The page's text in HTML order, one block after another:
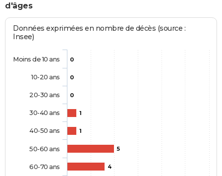
d'âges
Données exprimées en nombre de décès (source :
Insee)
0
0
0
1
1
5
4
Moins de 10 ans
10-20 ans
20-30 ans
30-40 ans
40-50 ans
50-60 ans
60-70 ans